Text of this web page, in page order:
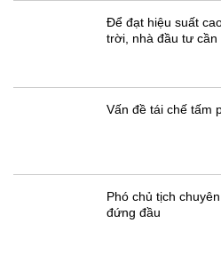
Để đạt hiệu suất
trời, nhà đầu tư cần
Vấn đề tái chế tấm
Phó chủ tịch
đứng đầu